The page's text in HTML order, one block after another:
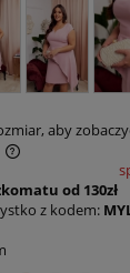
aby
kosztów
od 130zł
z kodem: